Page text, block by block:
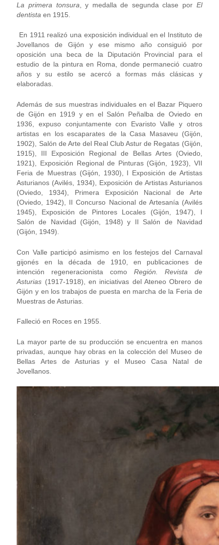
La primera tonsura , y medalla de segunda clase por El
dentistaen 1915.
En 1911 realizó una exposición individual en el Instituto de
Jovellanos de Gijón y ese mismo año consiguió por
oposición una beca de la Diputación Provincial para el
estudio de la pintura en Roma, donde permaneció cuatro
años y su estilo se acercó a formas más clásicas y
elaboradas.
Además de sus muestras individuales en el Bazar Piquero
de Gijón en 1919 y en el Salón Peñalba de Oviedo en
1936, expuso conjuntamente con Evaristo Valle y otros
artistas en los escaparates de la Casa Masaveu (Gijón,
1902), Salón de Arte del Real Club Astur de Regatas (Gijón,
1915), III Exposición Regional de Bellas Artes (Oviedo,
1921), Exposición Regional de Pinturas (Gijón, 1923), VII
Feria de Muestras (Gijón, 1930), I Exposición de Artistas
Asturianos (Avilés, 1934), Exposición de Artistas Asturianos
(Oviedo, 1934), Primera Exposición Nacional de Arte
(Oviedo, 1942), II Concurso Nacional de Artesanía (Avilés
1945), Exposición de Pintores Locales (Gijón, 1947), I
Salón de Navidad (Gijón, 1948) y II Salón de Navidad
(Gijón, 1949).
Con Valle participó asimismo en los festejos del Carnaval
gijonés en la década de 1910, en publicaciones de
intención regeneracionista como Región. Revista de
Asturias (1917-1918), en iniciativas del Ateneo Obrero de
Gijón y en los trabajos de puesta en marcha de la Feria de
Muestras de Asturias.
Falleció en Roces en 1955.
La mayor parte de su producción se encuentra en manos
privadas, aunque hay obras en la colección del Museo de
Bellas Artes de Asturias y el Museo Casa Natal de
Jovellanos.